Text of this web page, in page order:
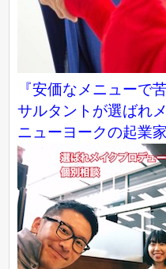
『安価なメニューで
サルタントが選ばれ
ニューヨークの起業